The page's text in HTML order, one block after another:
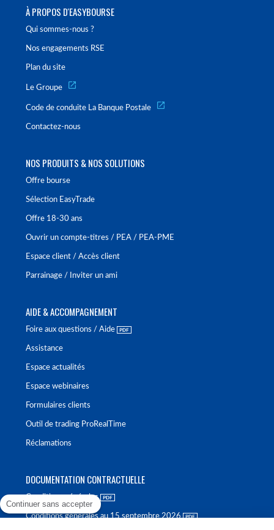
À PROPOS D'EASYBOURSE
Qui sommes-nous ?
Nos engagements RSE
Plan du site
Le Groupe
Code de conduite La Banque Postale
Contactez-nous
NOS PRODUITS & NOS SOLUTIONS
Offre bourse
Sélection EasyTrade
Offre 18-30 ans
Ouvrir un compte-titres / PEA / PEA-PME
Espace client / Accès client
Parrainage / Inviter un ami
AIDE & ACCOMPAGNEMENT
Foire aux questions / Aide
Assistance
Espace actualités
Espace webinaires
Formulaires clients
Outil de trading ProRealTime
Réclamations
DOCUMENTATION CONTRACTUELLE
Conditions générales
Conditions générales au 15 septembre 2026
Continuer sans accepter